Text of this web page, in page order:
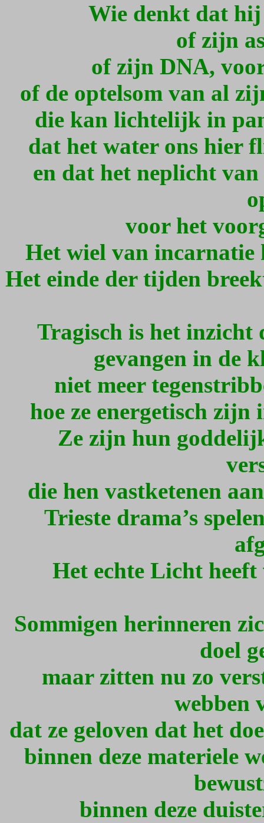
Wie denkt dat
of zijn
of zijn DNA,
of de optelsom van al
die kan lichtelijk in
dat het water ons hier
en dat het neplicht
voor het
Het wiel van
Het einde der tijden
Tragisch is het inzicht
gevangen in de
niet meer
hoe ze energetisch zijn
Ze zijn hun
die hen vastketenen
Trieste drama’s
Het echte Licht heeft
Sommigen herinneren
doel
maar zitten nu zo
webben
dat ze geloven dat het
binnen deze materiele
binnen deze